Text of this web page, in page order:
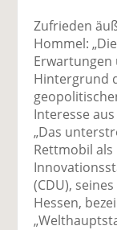
Zufrieden
Hommel:
Hintergrund
Interesse
„Das
Rettmobil
(CDU),
Hessen,